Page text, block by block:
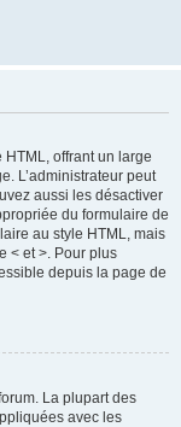
offrant un large
L’administrateur peut
aussi les désactiver
du formulaire de
au style HTML, mais
< et >. Pour plus
depuis la page de
La plupart des
avec les